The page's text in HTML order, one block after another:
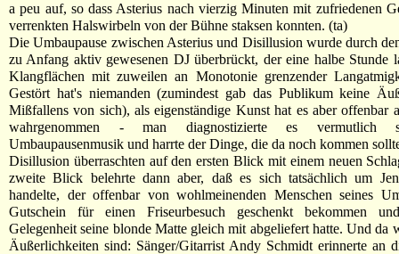
a peu auf, so dass Asterius nach vierzig Minuten mit zufriedenen
verrenkten Halswirbeln von der Bühne staksen konnten. (ta)
Die Umbaupause zwischen Asterius und Disillusion wurde durch
zu Anfang aktiv gewesenen DJ überbrückt, der eine halbe Stunde
Klangflächen mit zuweilen an Monotonie grenzender
Gestört hat's niemanden (zumindest gab das Publikum keine
Mißfallens von sich), als eigenständige Kunst hat es aber offenbar
wahrgenommen - man diagnostizierte es vermutlich
Umbaupausenmusik und harrte der Dinge, die da noch kommen
Disillusion überraschten auf den ersten Blick mit einem neuen
zweite Blick belehrte dann aber, daß es sich tatsächlich um
handelte, der offenbar von wohlmeinenden Menschen seines
Gutschein für einen Friseurbesuch geschenkt bekommen
Gelegenheit seine blonde Matte gleich mit abgeliefert hatte. Und da
Äußerlichkeiten sind: Sänger/Gitarrist Andy Schmidt erinnerte an